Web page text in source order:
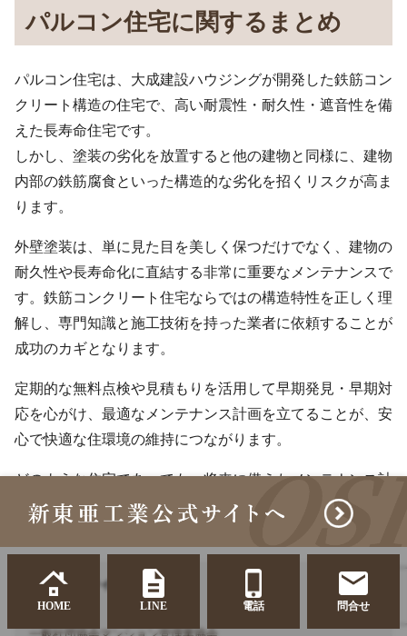
パルコン住宅に関するまとめ
パルコン住宅は、大成建設ハウジングが開発した鉄筋コン
クリート構造の住宅で、高い耐震性・耐久性・遮音性を備
えた長寿命住宅です。
しかし、塗装の劣化を放置すると他の建物と同様に、建物
内部の鉄筋腐食といった構造的な劣化を招くリスクが高ま
ります。
外壁塗装は、単に見た目を美しく保つだけでなく、建物の
耐久性や長寿命化に直結する非常に重要なメンテナンスで
す。鉄筋コンクリート住宅ならではの構造特性を正しく理
解し、専門知識と施工技術を持った業者に依頼することが
成功のカギとなります。
定期的な無料点検や見積もりを活用して早期発見・早期対
応を心がけ、最適なメンテナンス計画を立てることが、安
心で快適な住環境の維持につながります。
どのような住宅であっても、将来に備えたメンテナンス計
画をしっかりと立てることが大切です。
参考・引用サイト
HOME LINE 電話 問合せ